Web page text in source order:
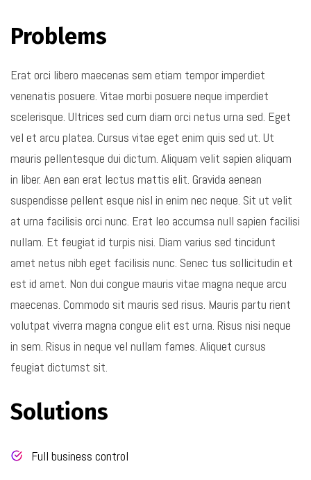
Problems
Erat orci libero maecenas sem etiam tempor imperdiet
venenatis posuere. Vitae morbi posuere neque imperdiet
scelerisque. Ultrices sed cum diam orci netus urna sed. Eget
vel et arcu platea. Cursus vitae eget enim quis sed ut. Ut
mauris pellentesque dui dictum. Aliquam velit sapien aliquam
in liber. Aen ean erat lectus mattis elit. Gravida aenean
suspendisse pellent esque nisl in enim nec neque. Sit ut velit
at urna facilisis orci nunc. Erat leo accumsa null sapien facilisi
nullam. Et feugiat id turpis nisi. Diam varius sed tincidunt
amet netus nibh eget facilisis nunc. Senec tus sollicitudin et
est id amet. Non dui congue mauris vitae magna neque arcu
maecenas. Commodo sit mauris sed risus. Mauris partu rient
volutpat viverra magna congue elit est urna. Risus nisi neque
in sem. Risus in neque vel nullam fames. Aliquet cursus
feugiat dictumst sit.
Solutions
Full business control